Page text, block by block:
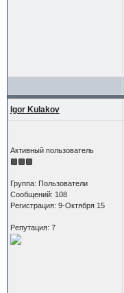
Igor Kulakov
Активный пользователь
Группа: Пользователи
Сообщений: 108
Регистрация: 9-Октября 15
Репутация: 7